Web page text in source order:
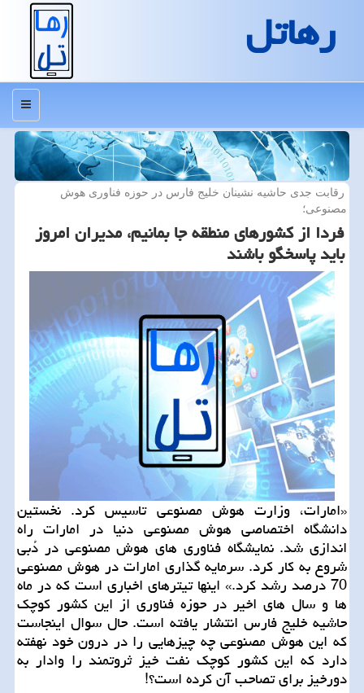
رهاتل
منو
رقابت جدی حاشیه نشینان خلیج فارس در حوزه فناوری هوش
مصنوعی؛
فردا از كشورهای منطقه جا بمانیم، مدیران امروز
باید پاسخگو باشند
«امارات، وزارت هوش مصنوعی تاسیس كرد. نخستین
دانشگاه اختصاصی هوش مصنوعی دنیا در امارات راه
اندازی شد. نمایشگاه فناوری های هوش مصنوعی در دُبی
شروع به كار كرد. سرمایه گذاری امارات در هوش مصنوعی
70 درصد رشد كرد.» اینها تیترهای اخباری است كه در ماه
ها و سال های اخیر در حوزه فناوری از این كشور كوچك
حاشیه خلیج فارس انتشار یافته است. حال سوال اینجاست
كه این هوش مصنوعی چه چیزهایی را در درون خود نهفته
دارد كه این كشور كوچك نفت خیز ثروتمند را وادار به
دورخیز برای تصاحب آن كرده است؟!